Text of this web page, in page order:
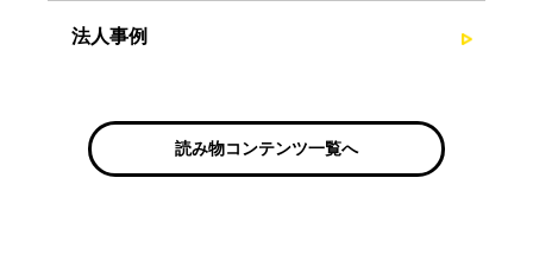
法人事例
読み物コンテンツ一覧へ